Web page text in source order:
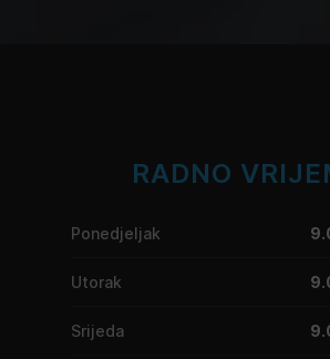
RADNO
Ponedjeljak
Utorak
Srijeda